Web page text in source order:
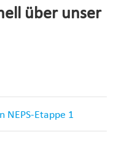
über unser
Etappe 1